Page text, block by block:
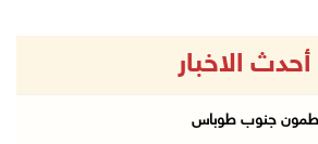
أحدث الاخبار
طمون جنوب طوباس